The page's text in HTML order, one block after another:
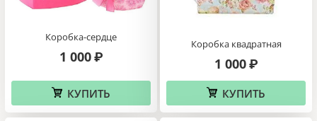
Коробка-сердце
1 000 ₽
КУПИТЬ
Коробка квадратная
1 000 ₽
КУПИТЬ